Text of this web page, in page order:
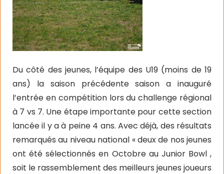
Du côté des jeunes, l’équipe des U19 (moins de 19
ans) la saison précédente saison a inauguré
l’entrée en compétition lors du challenge régional
à 7 vs 7. Une étape importante pour cette section
lancée il y a à peine 4 ans. Avec déjà, des résultats
remarqués au niveau national « deux de nos jeunes
ont été sélectionnés en Octobre au Junior Bowl ,
soit le rassemblement des meilleurs jeunes joueurs